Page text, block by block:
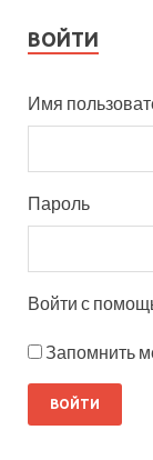
ВОЙТИ
Имя
Пароль
Войти с
Запомнить